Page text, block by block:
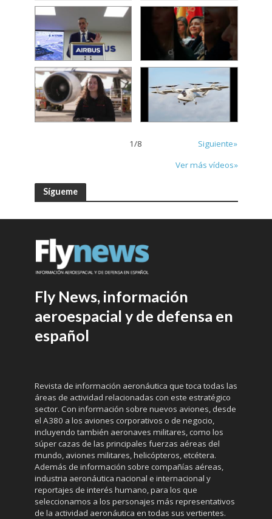
1/8
Siguiente»
Ver más vídeos»
Sígueme
Fly News, información
aeroespacial y de defensa en
español
Revista de información aeronáutica que toca todas las
áreas de actividad relacionadas con este estratégico
sector. Con información sobre nuevos aviones, desde
el A380 a los aviones corporativos o de negocio,
incluyendo también aeronaves militares, como los
súper cazas de las principales fuerzas aéreas del
mundo, aviones militares, helicópteros, etcétera.
Además de información sobre compañías aéreas,
industria aeronáutica nacional e internacional y
reportajes de interés humano, para los que
seleccionamos a los personajes más representativos
de la actividad aeronáutica en todas sus vertientes.